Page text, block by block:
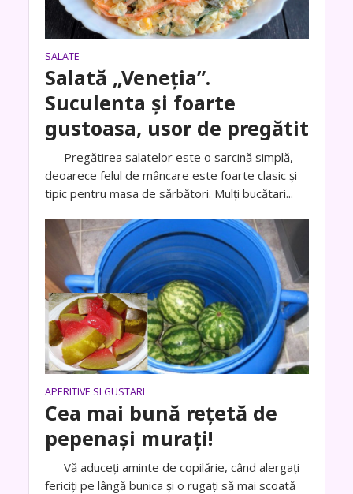
SALATE
Salată „Veneția”.
Suculenta și foarte
gustoasa, usor de pregătit
Pregătirea salatelor este o sarcină simplă,
deoarece felul de mâncare este foarte clasic și
tipic pentru masa de sărbători. Mulți bucătari...
APERITIVE SI GUSTARI
Cea mai bună rețetă de
pepenași murați!
Vă aduceți aminte de copilărie, când alergați
fericiți pe lângă bunica și o rugați să mai scoată